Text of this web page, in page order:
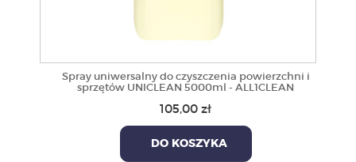
Spray uniwersalny do czyszczenia powierzchni i
sprzętów UNICLEAN 5000ml - ALL1CLEAN
105,00 zł
DO KOSZYKA